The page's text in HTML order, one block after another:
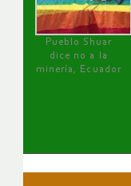
Pueblo Shuar
dice no a la
minería, Ecuador